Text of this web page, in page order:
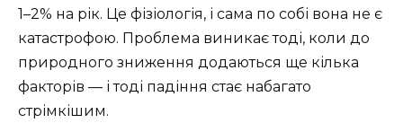
1–2% на рік. Це фізіологія, і сама по собі вона не є
катастрофою. Проблема виникає тоді, коли до
природного зниження додаються ще кілька
факторів — і тоді падіння стає набагато
стрімкішим.